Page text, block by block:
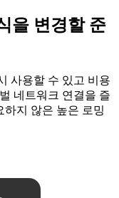
을 변경할 준
사용할 수 있고 비용
네트워크 연결을 즐
하지 않은 높은 로밍